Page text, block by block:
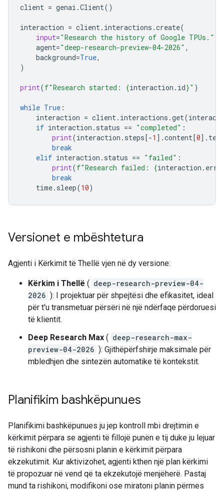
client = genai .Client()
interaction = client. interactions .create(
input="Research the history of Google TPUs."
agent="deep-research-preview-04-2026" ,
background=True,
)
print(f"Research started: {interaction . id}" )
while True :
interaction = client. interactions .get(
if interaction . status == "completed" :
print(interaction . steps[-1 ] .content[0] . text
break
elif interaction . status == "failed" :
print(f"Research failed: {interaction .
break
time. sleep(10)
Versionet e mbështetura
Agjenti i Kërkimit të Thellë vjen në dy versione:
Kërkim i Thellë ( deep-research-preview-04-
2026 ): I projektuar për shpejtësi dhe efikasitet, ideal
për t'u transmetuar përsëri në një ndërfaqe përdoruesi
të klientit.
Deep Research Max ( deep-research-max-
preview-04-2026 ): Gjithëpërfshirje maksimale për
mbledhjen dhe sintezën automatike të kontekstit.
Planifikim bashkëpunues
Planifikimi bashkëpunues ju jep kontroll mbi drejtimin e
kërkimit përpara se agjenti të fillojë punën e tij duke ju lejuar
të rishikoni dhe përsosni planin e kërkimit përpara
ekzekutimit. Kur aktivizohet, agjenti kthen një plan kërkimi
të propozuar në vend që ta ekzekutojë menjëherë. Pastaj
mund ta rishikoni, modifikoni ose miratoni planin përmes